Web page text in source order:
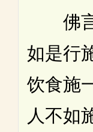
佛言
如是行
饮食施
人不如